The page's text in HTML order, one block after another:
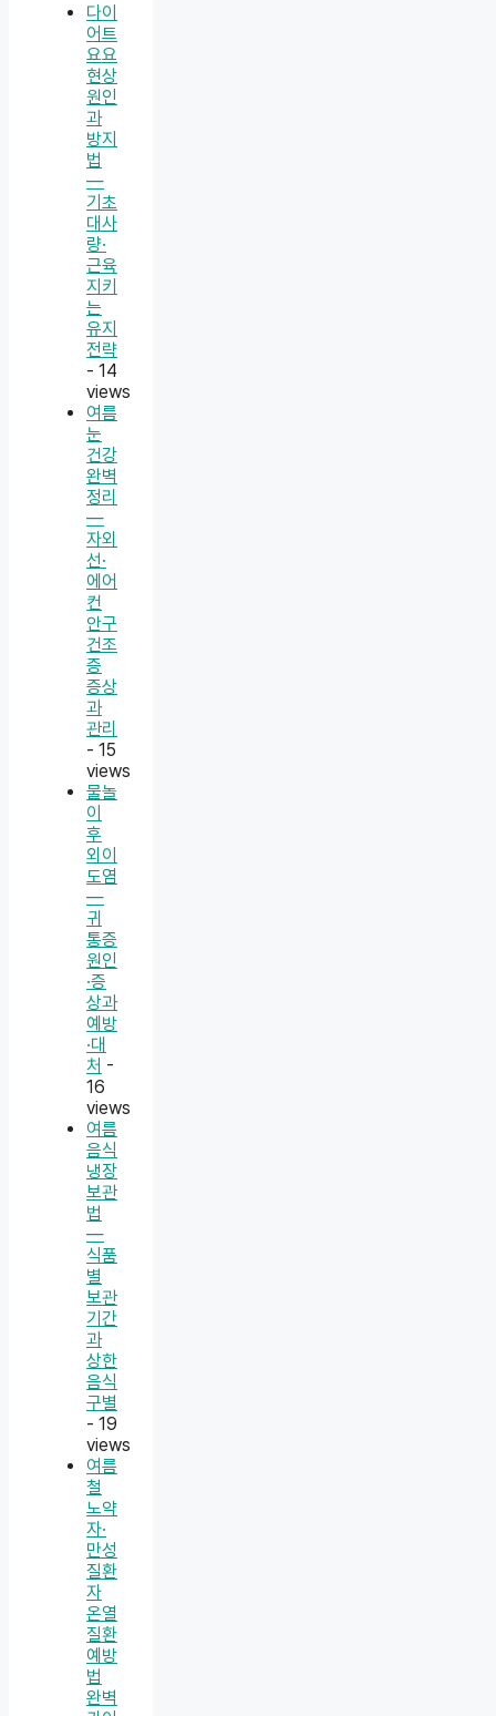
다이
어트
요요
현상
원인
과
방지
법
—
기초
대사
량·
근육
지키
는
유지
전략
- 14
views
여름
눈
건강
완벽
정리
—
자외
선·
에어
컨
안구
건조
증
증상
과
관리
- 15
views
물놀
이
후
외이
도염
—
귀
통증
원인
·증
상과
예방
·대
처 -
16
views
여름
음식
냉장
보관
법
—
식품
별
보관
기간
과
상한
음식
구별
- 19
views
여름
철
노약
자·
만성
질환
자
온열
질환
예방
법
완벽